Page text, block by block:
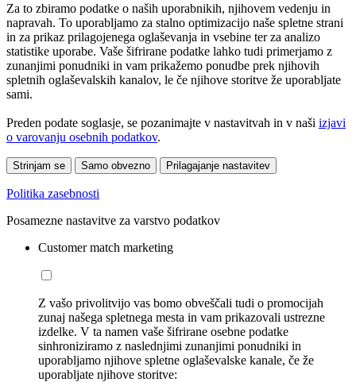
Za to zbiramo podatke o naših uporabnikih, njihovem vedenju in
napravah. To uporabljamo za stalno optimizacijo naše spletne strani
in za prikaz prilagojenega oglaševanja in vsebine ter za analizo
statistike uporabe. Vaše šifrirane podatke lahko tudi primerjamo z
zunanjimi ponudniki in vam prikažemo ponudbe prek njihovih
spletnih oglaševalskih kanalov, le če njihove storitve že uporabljate
sami.
Preden podate soglasje, se pozanimajte v nastavitvah in v naši izjavi
o varovanju osebnih podatkov.
Strinjam se Samo obvezno Prilagajanje nastavitev
Politika zasebnosti
Posamezne nastavitve za varstvo podatkov
Customer match marketing
Z vašo privolitvijo vas bomo obveščali tudi o promocijah
zunaj našega spletnega mesta in vam prikazovali ustrezne
izdelke. V ta namen vaše šifrirane osebne podatke
sinhroniziramo z naslednjimi zunanjimi ponudniki in
uporabljamo njihove spletne oglaševalske kanale, če že
uporabljate njihove storitve: